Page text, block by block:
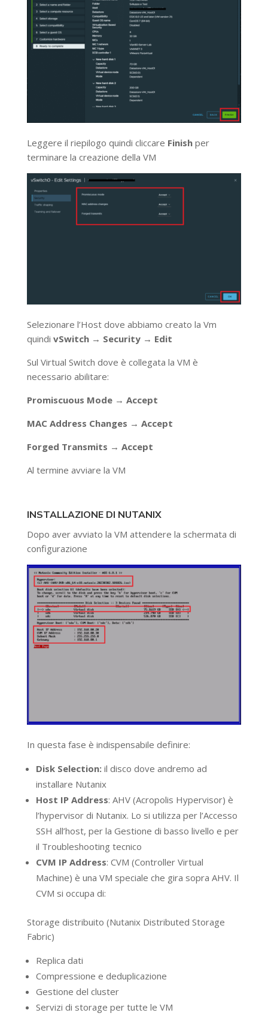
Leggere il riepilogo quindi cliccare Finishper
terminare la creazione della VM
Selezionare l’Host dove abbiamo creato la Vm
quindi vSwitch → Security → Edit
Sul Virtual Switch dove è collegata la VM è
necessario abilitare:
Promiscuous Mode → Accept
MAC Address Changes → Accept
Forged Transmits → Accept
Al termine avviare la VM
INSTALLAZIONE DI NUTANIX
Dopo aver avviato la VM attendere la schermata di
configurazione
In questa fase è indispensabile definire:
Disk Selection:il disco dove andremo ad
installare Nutanix
Host IP Address: AHV (Acropolis Hypervisor) è
l’hypervisor di Nutanix. Lo si utilizza per l’Accesso
SSH all’host, per la Gestione di basso livello e per
il Troubleshooting tecnico
CVM IP Address: CVM (Controller Virtual
Machine) è una VM speciale che gira sopra AHV. Il
CVM si occupa di:
Storage distribuito (Nutanix Distributed Storage
Fabric)
Replica dati
Compressione e deduplicazione
Gestione del cluster
Servizi di storage per tutte le VM